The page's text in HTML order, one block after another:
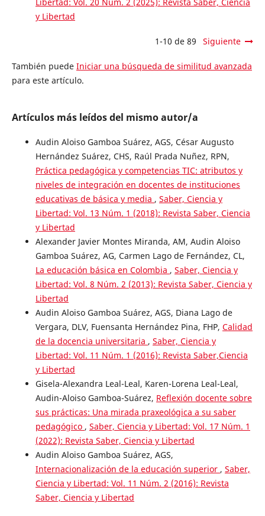
y Libertad
1-10 de 89 Siguiente
También puede Iniciar una búsqueda de similitud avanzada
para este artículo.
Artículos más leídos del mismo autor/a
Audin Aloiso Gamboa Suárez, AGS, César Augusto
Hernández Suárez, CHS, Raúl Prada Nuñez, RPN,
Práctica pedagógica y competencias TIC: atributos y
niveles de integración en docentes de instituciones
educativas de básica y media , Saber, Ciencia y
Libertad: Vol. 13 Núm. 1 (2018): Revista Saber, Ciencia
y Libertad
Alexander Javier Montes Miranda, AM, Audin Aloiso
Gamboa Suárez, AG, Carmen Lago de Fernández, CL,
La educación básica en Colombia , Saber, Ciencia y
Libertad: Vol. 8 Núm. 2 (2013): Revista Saber, Ciencia y
Libertad
Audin Aloiso Gamboa Suárez, AGS, Diana Lago de
Vergara, DLV, Fuensanta Hernández Pina, FHP, Calidad
de la docencia universitaria , Saber, Ciencia y
Libertad: Vol. 11 Núm. 1 (2016): Revista Saber,Ciencia
y Libertad
Gisela-Alexandra Leal-Leal, Karen-Lorena Leal-Leal,
Audin-Aloiso Gamboa-Suárez, Reflexión docente sobre
sus prácticas: Una mirada praxeológica a su saber
pedagógico , Saber, Ciencia y Libertad: Vol. 17 Núm. 1
(2022): Revista Saber, Ciencia y Libertad
Audin Aloiso Gamboa Suárez, AGS,
Internacionalización de la educación superior , Saber,
Ciencia y Libertad: Vol. 11 Núm. 2 (2016): Revista
Saber, Ciencia y Libertad